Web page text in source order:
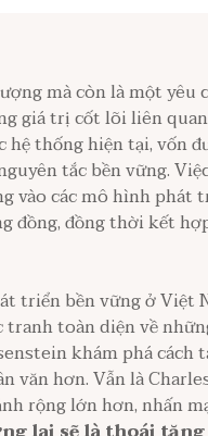
mà còn là một yêu
giá trị cốt lõi liên
hệ thống hiện tại, vốn
tắc bền vững.
vào các mô hình phát
đồng thời kết
triển bền vững ở Việt
tranh toàn diện về
khám phá
văn hơn. Vẫn là
rộng lớn hơn, nhấn